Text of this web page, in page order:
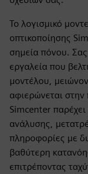
Το λογισμικό
οπτικοποίησης
σημεία πόνου. Σας
εργαλεία που
μοντέλου,
αφιερώνεται
Simcenter παρέχει
ανάλυσης,
πληροφορίες με
βαθύτερη
επιτρέποντας